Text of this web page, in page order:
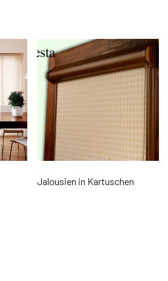
Jalousien in Kartuschen